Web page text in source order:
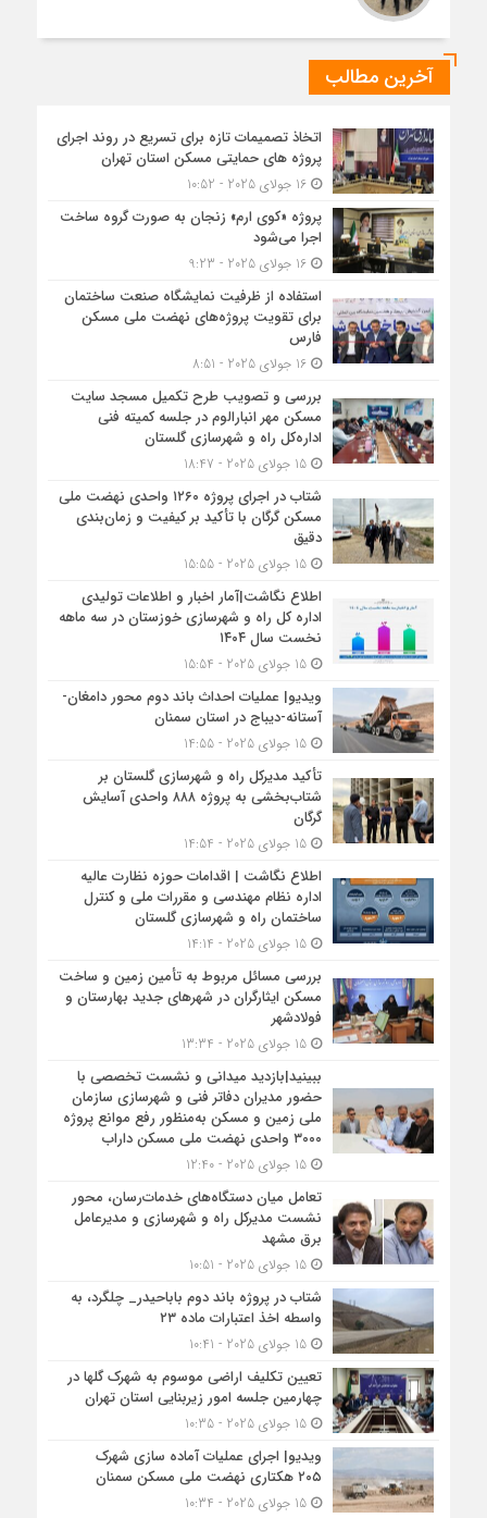
آخرین مطالب
اتخاذ تصمیمات تازه برای تسریع در روند اجرای
پروژه های حمایتی مسکن استان تهران
16 جولای 2025 - 10:52
پروژه «کوی ارم» زنجان به صورت گروه ساخت
اجرا می‌شود
16 جولای 2025 - 9:23
استفاده از ظرفیت نمایشگاه صنعت ساختمان
برای تقویت پروژه‌های نهضت ملی مسکن
فارس
16 جولای 2025 - 8:51
بررسی و تصویب طرح تکمیل مسجد سایت
مسکن مهر انبارالوم در جلسه کمیته فنی
اداره‌کل راه و شهرسازی گلستان
15 جولای 2025 - 18:47
شتاب در اجرای پروژه ۱۲۶۰ واحدی نهضت ملی
مسکن گرگان با تأکید بر کیفیت و زمان‌بندی
دقیق
15 جولای 2025 - 15:55
اطلاع نگاشت|آمار اخبار و اطلاعات تولیدی
اداره کل راه و شهرسازی خوزستان در سه ماهه
نخست سال ۱۴۰۴
15 جولای 2025 - 15:54
ویدیو| عملیات احداث باند دوم محور دامغان-
آستانه-دیباج در استان سمنان
15 جولای 2025 - 14:55
تأکید مدیرکل راه و شهرسازی گلستان بر
شتاب‌بخشی به پروژه ۸۸۸ واحدی آسایش
گرگان
15 جولای 2025 - 14:54
اطلاع نگاشت | اقدامات حوزه نظارت عالیه
اداره نظام مهندسی و مقررات ملی و کنترل
ساختمان راه و شهرسازی گلستان
15 جولای 2025 - 14:14
بررسی مسائل مربوط به تأمین زمین و ساخت
مسکن ایثارگران در شهرهای جدید بهارستان و
فولادشهر
15 جولای 2025 - 13:34
ببینید|بازدید میدانی و نشست تخصصی با
حضور مدیران دفاتر فنی و شهرسازی سازمان
ملی زمین و مسکن به‌منظور رفع موانع پروژه
۳۰۰۰ واحدی نهضت ملی مسکن داراب
15 جولای 2025 - 12:40
تعامل میان دستگاه‌های خدمات‌رسان، محور
نشست مدیرکل راه و شهرسازی و مدیرعامل
برق مشهد
15 جولای 2025 - 10:51
شتاب در پروژه باند دوم باباحیدر_ چلگرد، به
واسطه اخذ اعتبارات ماده ۲۳
15 جولای 2025 - 10:41
تعیین تکلیف اراضی موسوم به شهرک گلها در
چهارمین جلسه امور زیربنایی استان تهران
15 جولای 2025 - 10:35
ویدیو| اجرای عملیات آماده سازی شهرک
۲۰۵ هکتاری نهضت ملی مسکن سمنان
15 جولای 2025 - 10:34